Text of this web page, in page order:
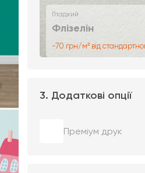
Гладкий
Флізелін
-70 грн/м² від
3. Додаткові опції
Преміум друк